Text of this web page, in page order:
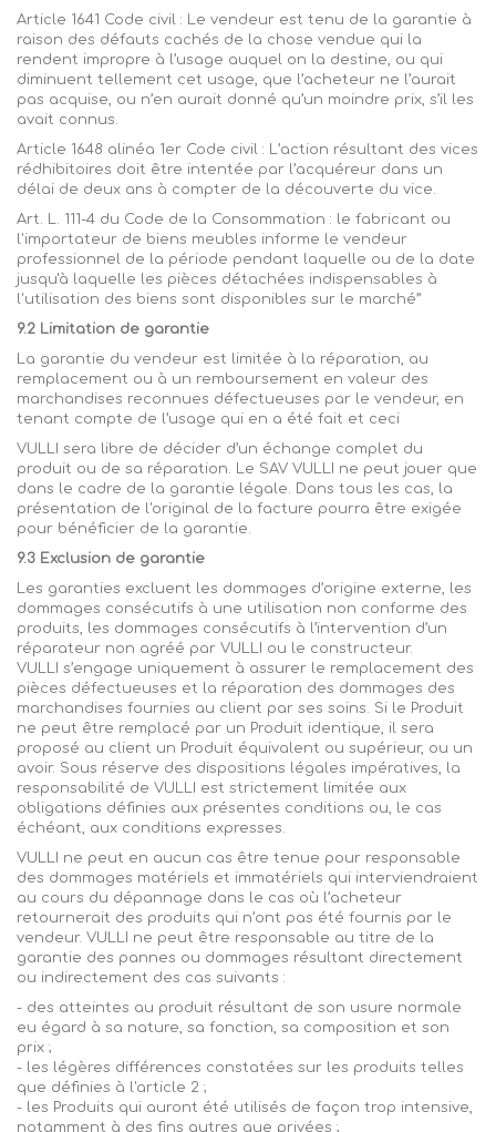
Article 1641 Code civil : Le vendeur est tenu de la garantie à
raison des défauts cachés de la chose vendue qui la
rendent impropre à l’usage auquel on la destine, ou qui
diminuent tellement cet usage, que l’acheteur ne l’aurait
pas acquise, ou n’en aurait donné qu’un moindre prix, s’il les
avait connus.
Article 1648 alinéa 1er Code civil : L’action résultant des vices
rédhibitoires doit être intentée par l’acquéreur dans un
délai de deux ans à compter de la découverte du vice.
Art. L. 111-4 du Code de la Consommation : le fabricant ou
l'importateur de biens meubles informe le vendeur
professionnel de la période pendant laquelle ou de la date
jusqu'à laquelle les pièces détachées indispensables à
l'utilisation des biens sont disponibles sur le marché’’
9.2 Limitation de garantie
La garantie du vendeur est limitée à la réparation, au
remplacement ou à un remboursement en valeur des
marchandises reconnues défectueuses par le vendeur, en
tenant compte de l’usage qui en a été fait et ceci
VULLI sera libre de décider d’un échange complet du
produit ou de sa réparation. Le SAV VULLI ne peut jouer que
dans le cadre de la garantie légale. Dans tous les cas, la
présentation de l'original de la facture pourra être exigée
pour bénéficier de la garantie.
9.3 Exclusion de garantie
Les garanties excluent les dommages d’origine externe, les
dommages consécutifs à une utilisation non conforme des
produits, les dommages consécutifs à l’intervention d’un
réparateur non agréé par VULLI ou le constructeur.
VULLI s’engage uniquement à assurer le remplacement des
pièces défectueuses et la réparation des dommages des
marchandises fournies au client par ses soins. Si le Produit
ne peut être remplacé par un Produit identique, il sera
proposé au client un Produit équivalent ou supérieur, ou un
avoir. Sous réserve des dispositions légales impératives, la
responsabilité de VULLI est strictement limitée aux
obligations définies aux présentes conditions ou, le cas
échéant, aux conditions expresses.
VULLI ne peut en aucun cas être tenue pour responsable
des dommages matériels et immatériels qui interviendraient
au cours du dépannage dans le cas où l’acheteur
retournerait des produits qui n’ont pas été fournis par le
vendeur. VULLI ne peut être responsable au titre de la
garantie des pannes ou dommages résultant directement
ou indirectement des cas suivants :
- des atteintes au produit résultant de son usure normale
eu égard à sa nature, sa fonction, sa composition et son
prix ;
- les légères différences constatées sur les produits telles
que définies à l'article 2 ;
- les Produits qui auront été utilisés de façon trop intensive,
notamment à des fins autres que privées ;